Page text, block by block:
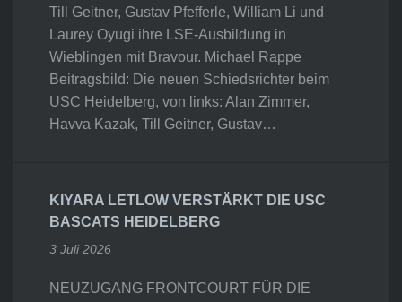
Till Geitner, Gustav Pfefferle, William Li und
Laurey Oyugi ihre LSE-Ausbildung in
Wieblingen mit Bravour. Michael Rappe
Beitragsbild: Die neuen Schiedsrichter beim
USC Heidelberg, von links: Alan Zimmer,
Havva Kazak, Till Geitner, Gustav…
KIYARA LETLOW VERSTÄRKT DIE USC
BASCATS HEIDELBERG
3 Juli 2026
NEUZUGANG FRONTCOURT FÜR DIE